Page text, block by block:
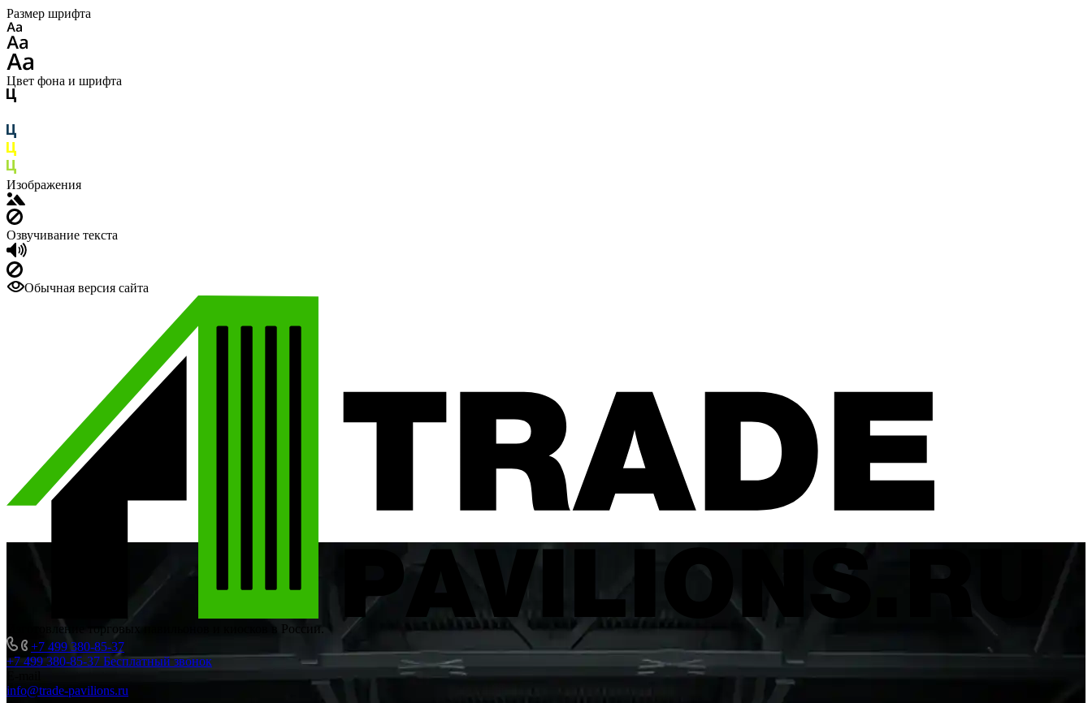
Размер шрифта
Цвет фона и шрифта
Изображения
Озвучивание текста
Обычная версия сайта
Изготовление торговых павильонов и киосков в России.
+7 499 380-85-37
+7 499 380-85-37 Бесплатный звонок
info@trade-pavilions.ru